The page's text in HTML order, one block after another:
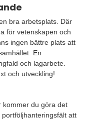
bra arbetsplats. Där
för vetenskapen och
ingen bättre plats att
En
och lagarbete.
och utveckling!
kommer du göra det
att